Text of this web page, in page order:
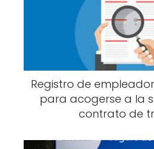
Registro de
para acogerse a la
contrato de